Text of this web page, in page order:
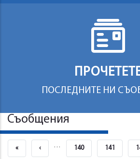
ПОСЛЕДНИТЕ НИ
Съобщения
Pagination
First
« Previous
‹ … Страница
140 Страница
141